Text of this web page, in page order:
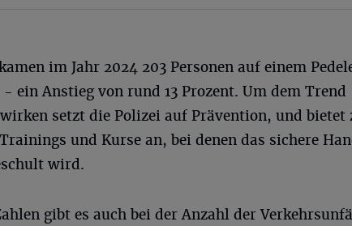
im Jahr 2024 203 Personen auf einem
- ein Anstieg von rund 13 Prozent. Um dem Trend
setzt die Polizei auf Prävention, und bietet
und Kurse an, bei denen das sichere
wird.
gibt es auch bei der Anzahl der